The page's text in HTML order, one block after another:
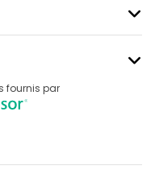
fournis par